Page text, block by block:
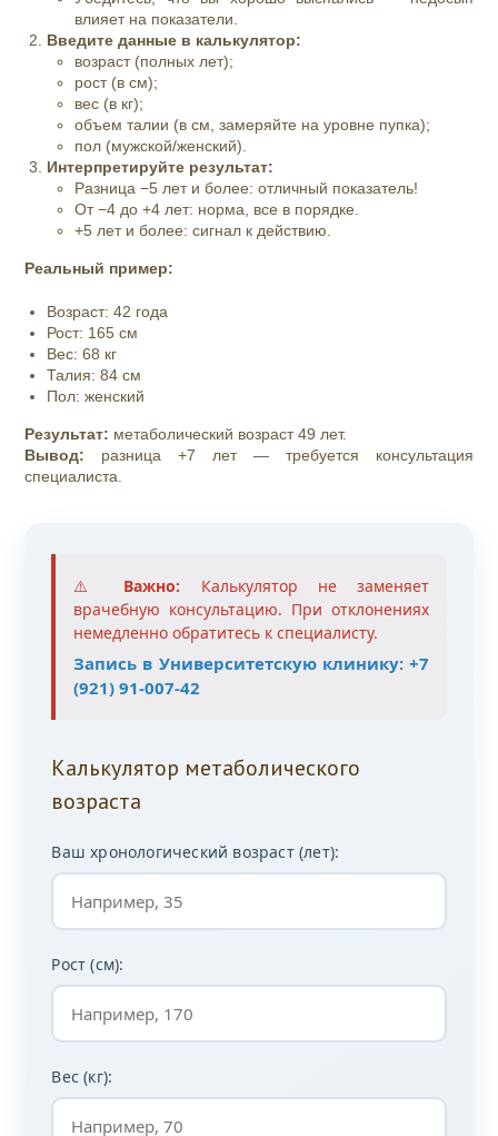
влияет на показатели.
Введите данные в калькулятор:
возраст (полных лет);
рост (в см);
вес (в кг);
объем талии (в см, замеряйте на уровне пупка);
пол (мужской/женский).
Интерпретируйте результат:
Разница −5 лет и более: отличный показатель!
От −4 до +4 лет: норма, все в порядке.
+5 лет и более: сигнал к действию.
Реальный пример:
Возраст: 42 года
Рост: 165 см
Вес: 68 кг
Талия: 84 см
Пол: женский
Результат: метаболический возраст 49 лет.
Вывод: разница +7 лет — требуется консультация
специалиста.
⚠️ Важно: Калькулятор не заменяет
врачебную консультацию. При отклонениях
немедленно обратитесь к специалисту.
Запись в Университетскую клинику: +7
(921) 91-007-42
Калькулятор метаболического
возраста
Ваш хронологический возраст (лет):
Рост (см):
Вес (кг):